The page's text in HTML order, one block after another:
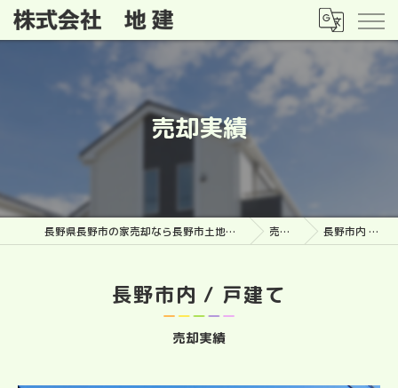
売却実績
長野県長野市の家売却なら長野市土地・建物売却相談センター 売却実績 長野市内 / 戸建て
売却実績
長野市内 / 戸建て